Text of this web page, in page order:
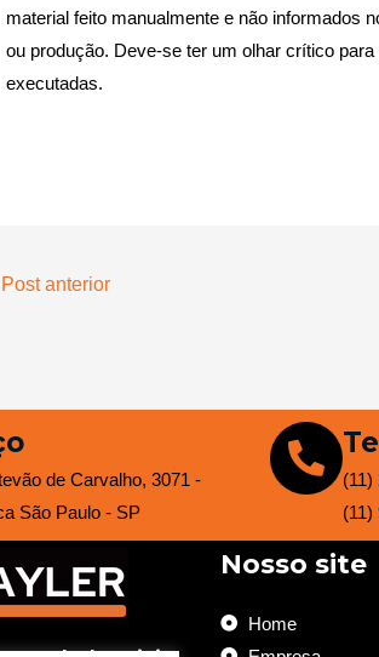
material feito manualmente e não informados
ou produção. Deve-se ter um olhar crítico
executadas.
Post anterior
de Carvalho, 3071 -
São Paulo - SP
(11)
(11)
Nosso site
Home